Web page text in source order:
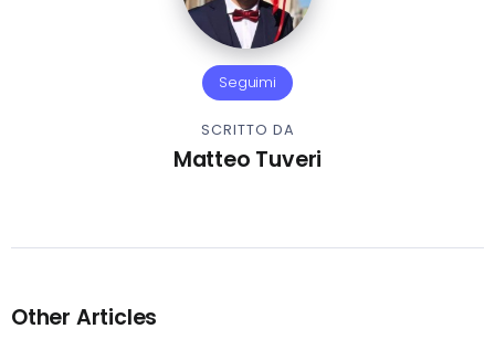
Seguimi
SCRITTO DA
Matteo Tuveri
Other Articles